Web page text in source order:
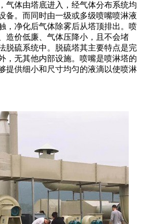
气体由塔底进入，经气体分布系统均
备。而同时由一级或多级喷嘴喷淋液
，净化后气体除雾后从塔顶排出。喷
造价低廉、气体压降小，且不会堵
脱硫系统中。脱硫塔其主要特点是完
，无其他内部设施。喷嘴是喷淋塔的
提供细小和尺寸均匀的液滴以使喷淋